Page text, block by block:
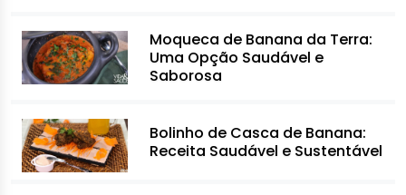
Moqueca de Banana da Terra:
Uma Opção Saudável e
Saborosa
Bolinho de Casca de Banana:
Receita Saudável e Sustentável